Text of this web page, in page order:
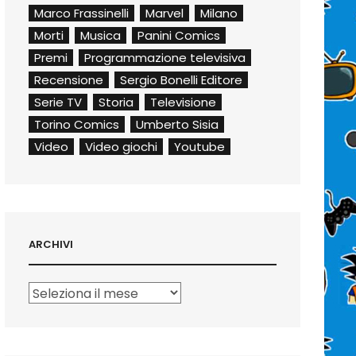
Marco Frassinelli Marvel
Milano
Morti
Musica
Panini Comics
Premi
Programmazione televisiva
Recensione
Sergio Bonelli Editore
Serie TV
Storia
Televisione
Torino Comics
Umberto Sisia
Video
Video giochi Youtube
ARCHIVI
Archivi